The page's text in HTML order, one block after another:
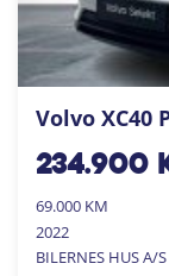
Volvo XC40
234.900
69.000 KM
2022
BILERNES HUS A/S